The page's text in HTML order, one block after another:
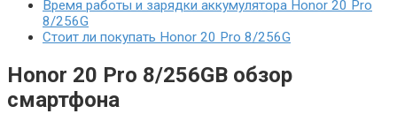
Время работы и зарядки аккумулятора Honor 20 Pro
8/256G
Стоит ли покупать Honor 20 Pro 8/256G
Honor 20 Pro 8/256GB обзор
смартфона